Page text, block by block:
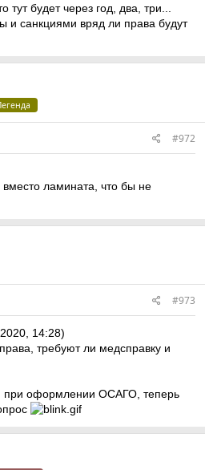
тут будет через год, два, три...
и санкциями вряд ли права будут
#972
вместо ламината, что бы не
#973
14:28)
требуют ли медсправку и
при оформлении ОСАГО, теперь